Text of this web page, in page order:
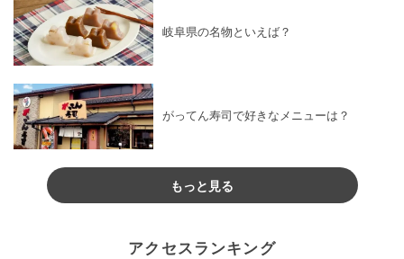
岐阜県の名物といえば？
がってん寿司で好きなメニューは？
もっと見る
アクセスランキング